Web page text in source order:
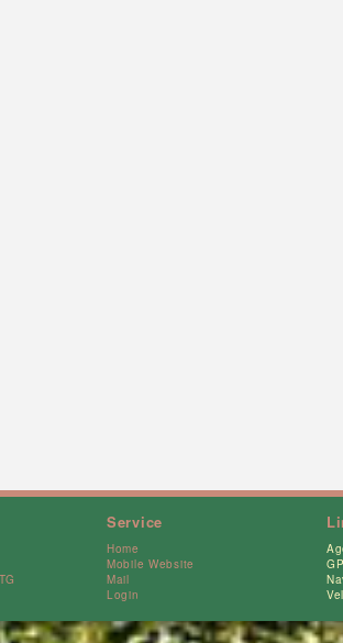
Service
Home
Mobile Website
Mail
Login